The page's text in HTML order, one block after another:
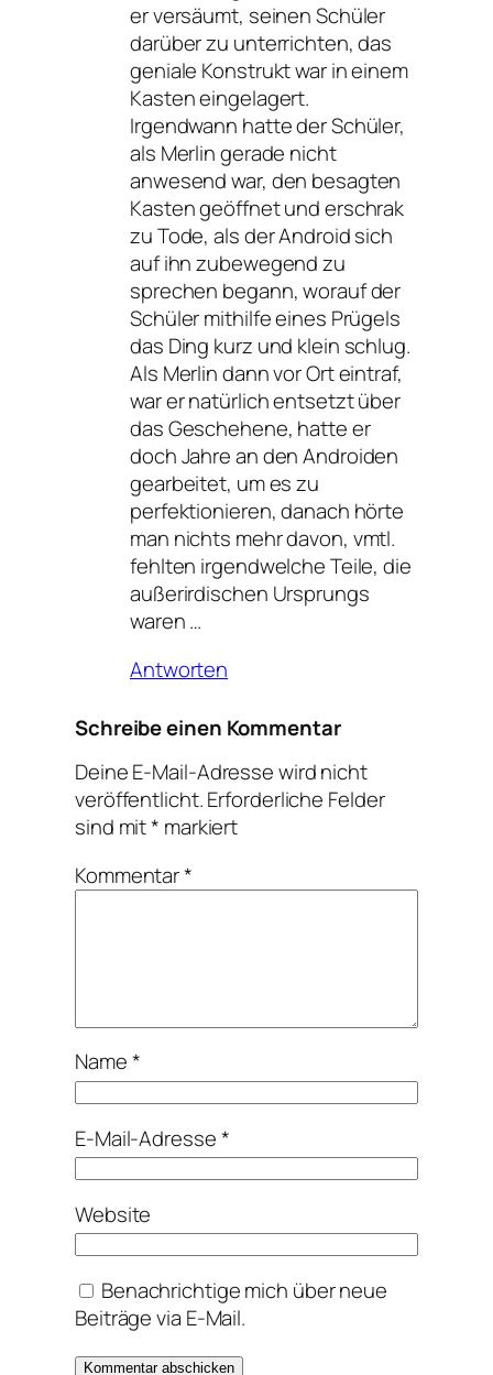
er versäumt, seinen Schüler
darüber zu unterrichten, das
geniale Konstrukt war in einem
Kasten eingelagert.
Irgendwann hatte der Schüler,
als Merlin gerade nicht
anwesend war, den besagten
Kasten geöffnet und erschrak
zu Tode, als der Android sich
auf ihn zubewegend zu
sprechen begann, worauf der
Schüler mithilfe eines Prügels
das Ding kurz und klein schlug.
Als Merlin dann vor Ort eintraf,
war er natürlich entsetzt über
das Geschehene, hatte er
doch Jahre an den Androiden
gearbeitet, um es zu
perfektionieren, danach hörte
man nichts mehr davon, vmtl.
fehlten irgendwelche Teile, die
außerirdischen Ursprungs
waren …
Antworten
Schreibe einen Kommentar
Deine E-Mail-Adresse wird nicht
veröffentlicht.Erforderliche Felder
sind mit* markiert
Kommentar*
Name*
E-Mail-Adresse*
Website
Benachrichtige mich über neue
Beiträge via E-Mail.